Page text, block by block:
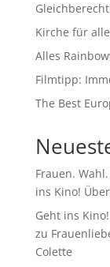
Kirche für
Alles
Filmtipp:
The Best
Frauen.
ins Kino!
Geht ins
zu
Colette